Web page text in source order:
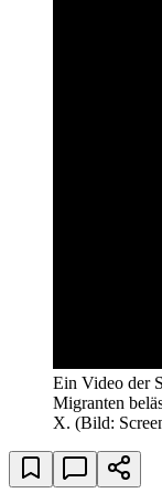
Ein Video der
Migranten
X. (Bild: